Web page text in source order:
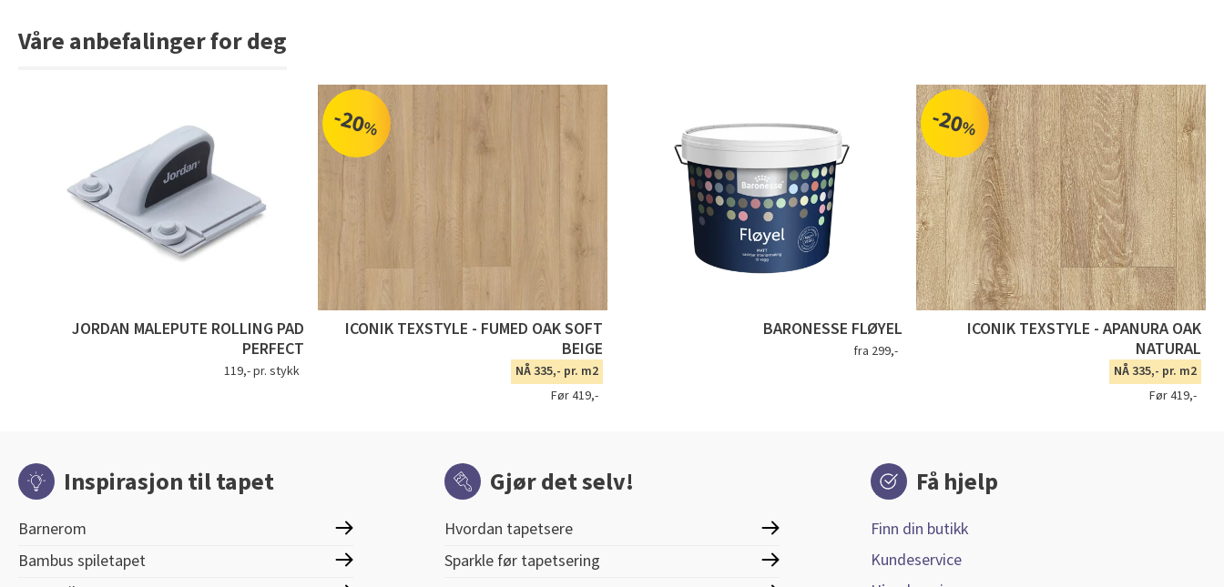
Våre anbefalinger for deg
JORDAN MALEPUTE ROLLING PAD
PERFECT
119,- pr. stykk
-20%
ICONIK TEXSTYLE - FUMED OAK SOFT
BEIGE
NÅ 335,- pr. m2
Før 419,-
BARONESSE FLØYEL
fra 299,-
-20%
ICONIK TEXSTYLE - APANURA OAK
NATURAL
NÅ 335,- pr. m2
Før 419,-
Inspirasjon til tapet
Barnerom
Bambus spiletapet
Gjør det selv!
Hvordan tapetsere
Sparkle før tapetsering
Få hjelp
Finn din butikk
Kundeservice